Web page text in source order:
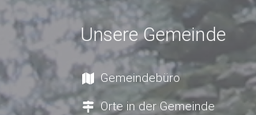
Unsere Gemeinde
Gemeindebüro
Orte in der Gemeinde